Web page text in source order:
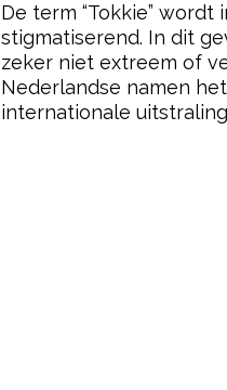
De term “Tokkie”
stigmatiserend. In dit
zeker niet extreem of
Nederlandse namen
internationale